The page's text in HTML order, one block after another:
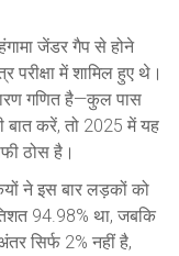
जेंडर गैप से होने
में शामिल हुए थे।
गणित है—कुल पास
बात करें, तो 2025 में यह
ठोस है।
ने इस बार लड़कों को
94.98% था, जबकि
सिर्फ 2% नहीं है,